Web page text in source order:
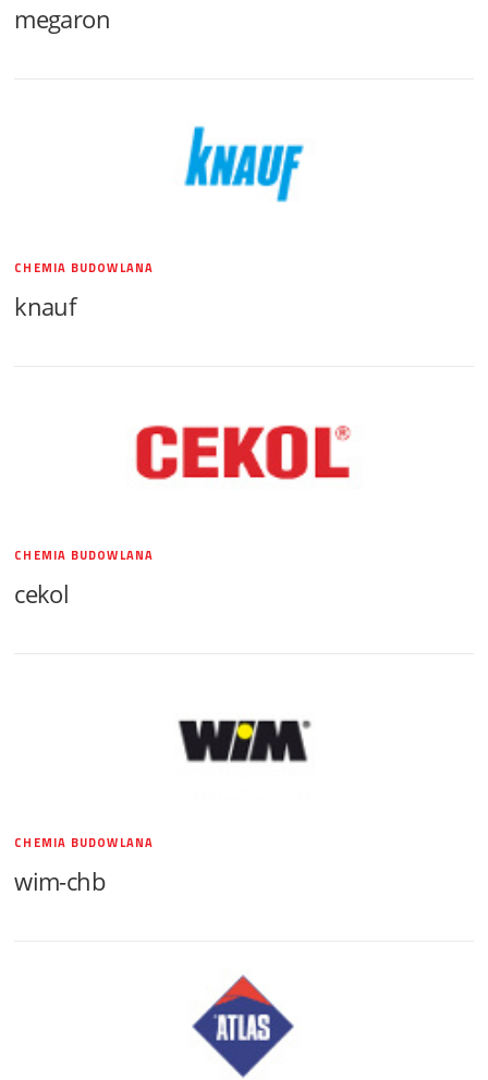
megaron
CHEMIA BUDOWLANA
knauf
CHEMIA BUDOWLANA
cekol
CHEMIA BUDOWLANA
wim-chb